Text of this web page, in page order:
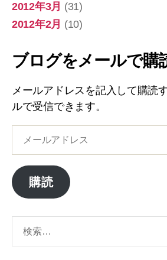
2012年3月 (31)
2012年2月 (10)
ブログをメールで購
メールアドレスを記入して購読
ルで受信できます。
ア
ド
ス
購読